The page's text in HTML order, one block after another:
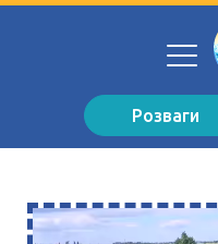
Розваги